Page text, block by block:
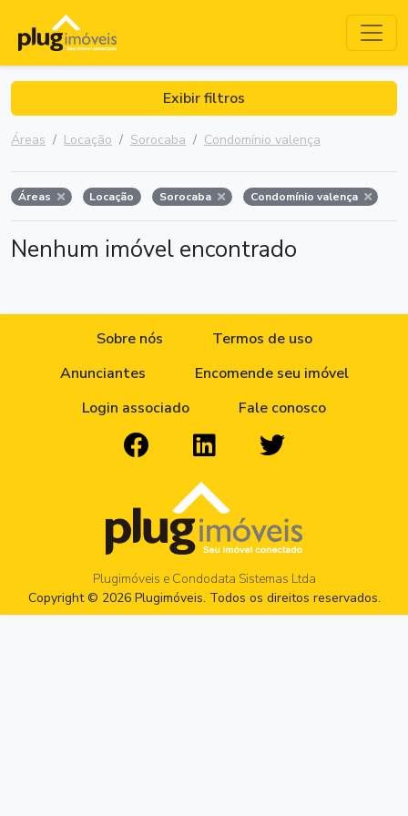
Exibir filtros
Áreas Locação Sorocaba Condomínio valença
Áreas Locação Sorocaba Condomínio valença
Nenhum imóvel encontrado
Sobre nós
Termos de uso
Anunciantes
Encomende seu imóvel
Login associado
Fale conosco
Plugimóveis e Condodata Sistemas Ltda
Copyright © 2026 Plugimóveis. Todos os direitos reservados.